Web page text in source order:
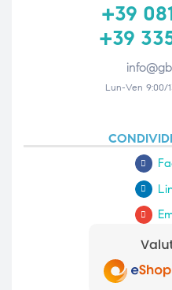
+39
+39
Lun-Ven 9:00/